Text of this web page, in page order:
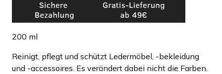
200 ml
Reinigt, pflegt und schützt Ledermöbel, -bekleidung
und -accessoires. Es verändert dabei nicht die Farben.